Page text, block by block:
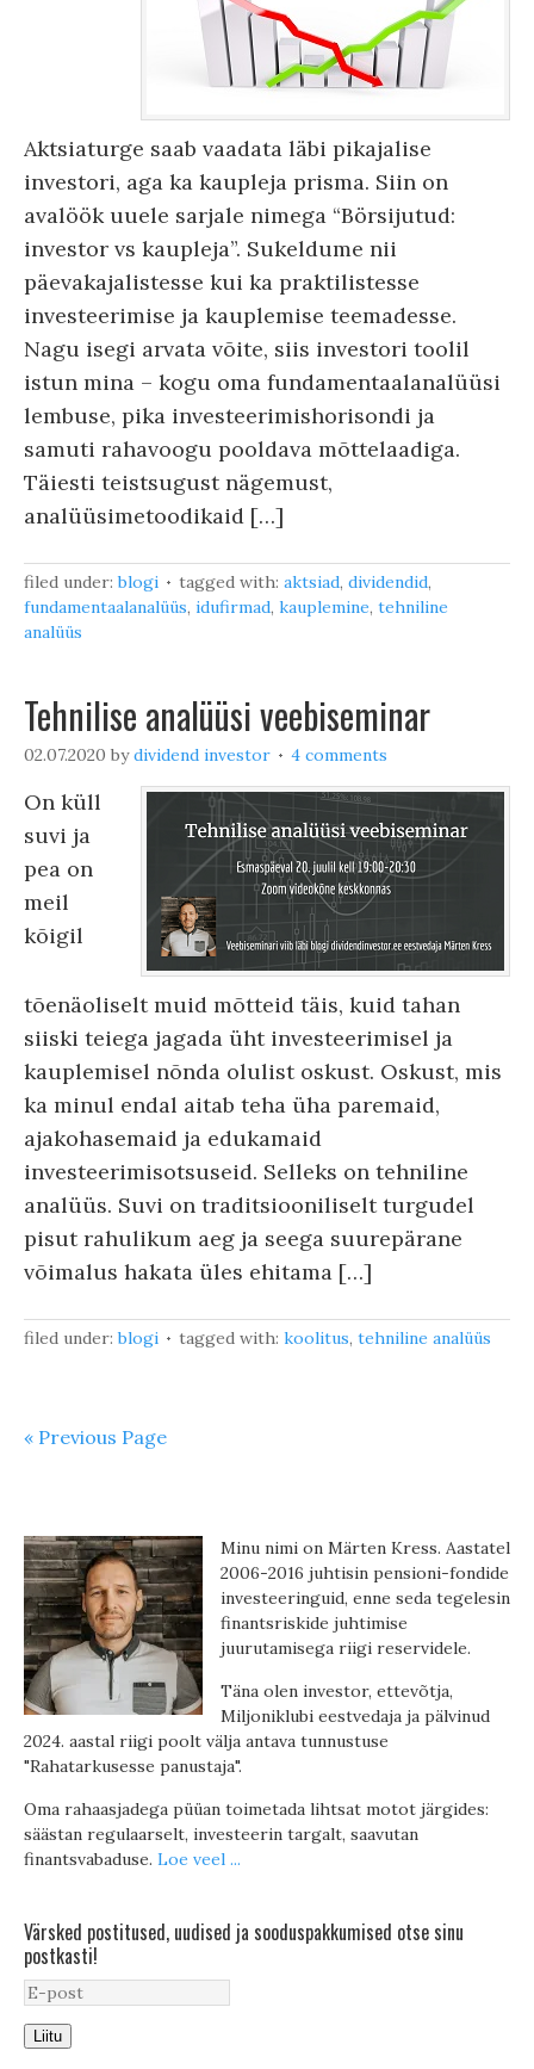
Aktsiaturge saab vaadata läbi pikajalise
investori, aga ka kaupleja prisma. Siin on
avalöök uuele sarjale nimega “Börsijutud:
investor vs kaupleja”. Sukeldume nii
päevakajalistesse kui ka praktilistesse
investeerimise ja kauplemise teemadesse.
Nagu isegi arvata võite, siis investori toolil
istun mina – kogu oma fundamentaalanalüüsi
lembuse, pika investeerimishorisondi ja
samuti rahavoogu pooldava mõttelaadiga.
Täiesti teistsugust nägemust,
analüüsimetoodikaid […]
filed under:blogi tagged with: aktsiad, dividendid,
fundamentaalanalüüs, idufirmad, kauplemine, tehniline
analüüs
Tehnilise analüüsi veebiseminar
02.07.2020 bydividend investor 4 comments
On küll
suvi ja
pea on
meil
kõigil
tõenäoliselt muid mõtteid täis, kuid tahan
siiski teiega jagada üht investeerimisel ja
kauplemisel nõnda olulist oskust. Oskust, mis
ka minul endal aitab teha üha paremaid,
ajakohasemaid ja edukamaid
investeerimisotsuseid. Selleks on tehniline
analüüs. Suvi on traditsiooniliselt turgudel
pisut rahulikum aeg ja seega suurepärane
võimalus hakata üles ehitama […]
filed under:blogi tagged with: koolitus, tehniline analüüs
« Previous Page
Minu nimi on Märten Kress. Aastatel
2006-2016 juhtisin pensioni-fondide
investeeringuid, enne seda tegelesin
finantsriskide juhtimise
juurutamisega riigi reservidele.
Täna olen investor, ettevõtja,
Miljoniklubi eestvedaja ja pälvinud
2024. aastal riigi poolt välja antava tunnustuse
"Rahatarkusesse panustaja".
Oma rahaasjadega püüan toimetada lihtsat motot järgides:
säästan regulaarselt, investeerin targalt, saavutan
finantsvabaduse. Loe veel ...
Värsked postitused, uudised ja sooduspakkumised otse sinu
postkasti!
Liitu